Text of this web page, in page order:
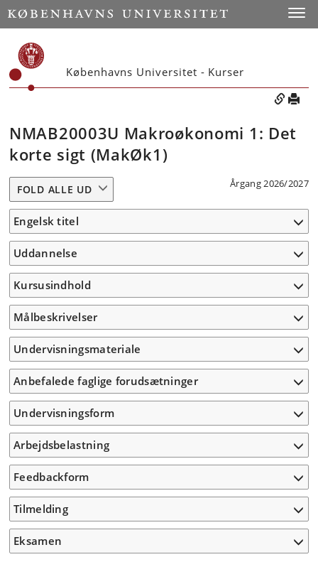
Københavns Universitet - Kurser
NMAB20003U Makroøkonomi 1: Det
korte sigt (MakØk1)
Årgang 2026/2027
FOLD ALLE UD
Engelsk titel
Uddannelse
Kursusindhold
Målbeskrivelser
Undervisningsmateriale
Anbefalede faglige forudsætninger
Undervisningsform
Arbejdsbelastning
Feedbackform
Tilmelding
Eksamen